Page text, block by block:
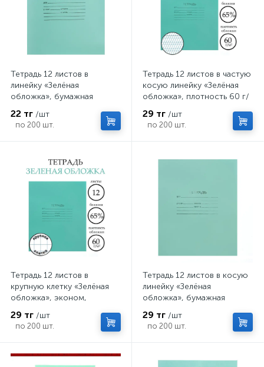
Тетрадь 12 листов в
линейку «Зелёная
обложка», бумажная
г/м², серые листы
22 тг /шт
по 200 шт.
Тетрадь 12 листов в частую
косую линейку «Зелёная
обложка», плотность 60 г/
29 тг /шт
по 200 шт.
Тетрадь 12 листов в
крупную клетку «Зелёная
обложка», эконом,
29 тг /шт
по 200 шт.
Тетрадь 12 листов в косую
линейку «Зелёная
обложка», бумажная
плотность 58-63 г/м²
29 тг /шт
по 200 шт.